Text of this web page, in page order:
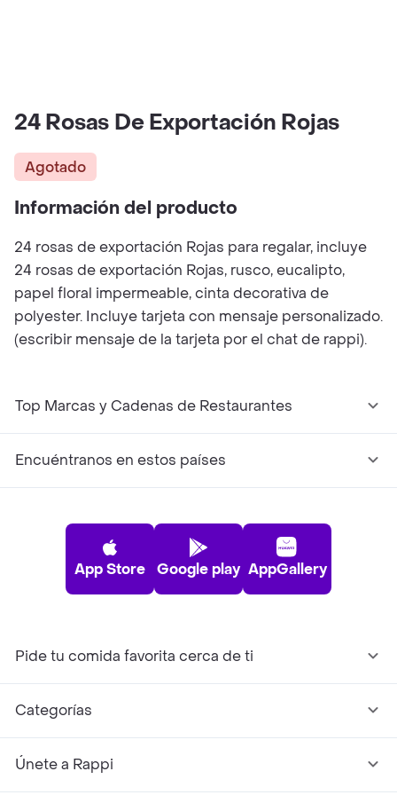
24 Rosas De Exportación Rojas
Agotado
Información del producto
24 rosas de exportación Rojas para regalar, incluye
24 rosas de exportación Rojas, rusco, eucalipto,
papel floral impermeable, cinta decorativa de
polyester. Incluye tarjeta con mensaje personalizado.
(escribir mensaje de la tarjeta por el chat de rappi).
Top Marcas y Cadenas de Restaurantes
Encuéntranos en estos países
App Store Google play AppGallery
Pide tu comida favorita cerca de ti
Categorías
Únete a Rappi